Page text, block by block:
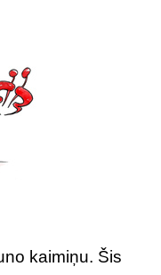
kaimiņu. Šis